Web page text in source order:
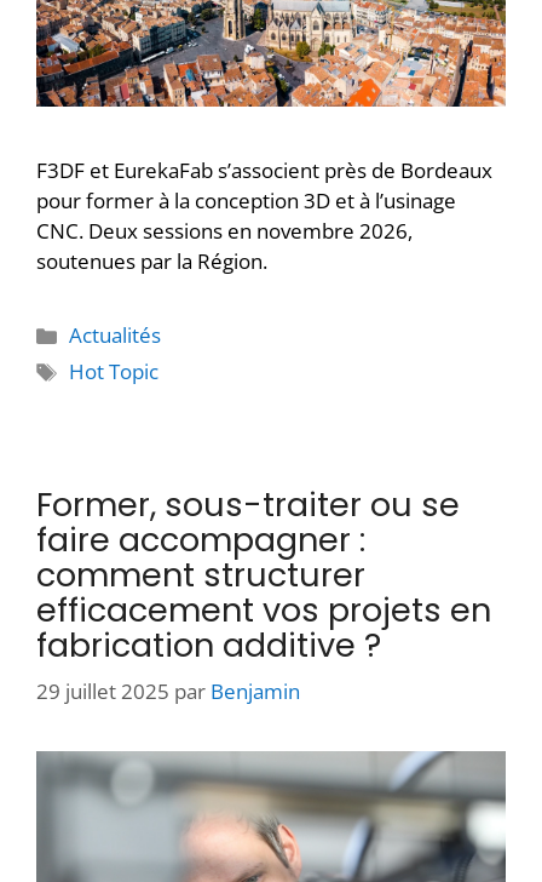
F3DF et EurekaFab s’associent près de Bordeaux
pour former à la conception 3D et à l’usinage
CNC. Deux sessions en novembre 2026,
soutenues par la Région.
Actualités
Hot Topic
Former, sous-traiter ou se
faire accompagner :
comment structurer
efficacement vos projets en
fabrication additive ?
29 juillet 2025 par Benjamin